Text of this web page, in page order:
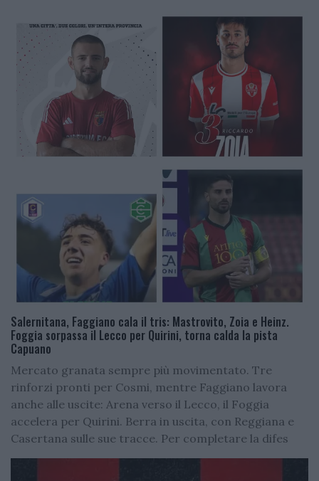
Salernitana, Faggiano cala il tris: Mastrovito, Zoia e Heinz.
Foggia sorpassa il Lecco per Quirini, torna calda la pista
Capuano
Mercato granata sempre più movimentato. Tre
rinforzi pronti per Cosmi, mentre Faggiano lavora
anche alle uscite: Arena verso il Lecco, il Foggia
accelera per Quirini. Berra in uscita, con Reggiana e
Casertana sulle sue tracce. Per completare la difes